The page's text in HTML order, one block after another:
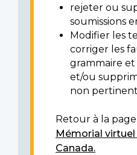
rejeter ou
soumissions
Modifier les
corriger les
grammaire
et/ou
non
Retour à la
Mémorial
Canada.